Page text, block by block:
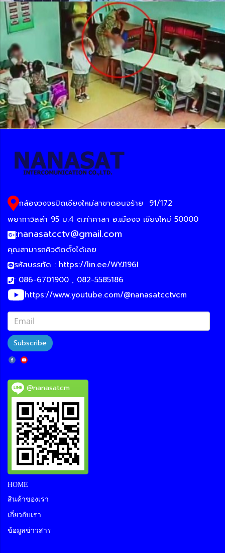
กล้องวงจรปิดเชียงใหม่สาขาดอนจร้าย
91/172
พยากาวิลล่า 95 ม.4 ต.ท่าศาลา อ.เมืองจ เชียงใหม่ 50000
:nanasatcctv@gmail.com
คุณสามารถคิวติดตั้งได้เลย
รหัสบรรทัด : https://lin.ee/WYJ196I
: 086-6701900 , 082-5585186
https://www.youtube.com/@nanasatcctvcm
Subscribe
@nanasatcm
HOME
สินค้าของเรา
เกี่ยวกับเรา
ข้อมูลข่าวสาร